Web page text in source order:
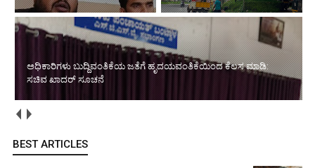
ಅಧಿಕಾರಿಗಳು ಬುದ್ದಿವಂತಿಕೆಯ ಜತೆಗೆ ಹೃದಯವಂತಿಕೆಯಿಂದ ಕೆಲಸ
ಮಾಡಿ: ಸಚಿವ ಖಾದರ್ ಸೂಚನೆ
ಕರಾವಳಿಯಲ್ಲಿ ತಗ್ಗಿದ ಮಳೆಯ ಆರ್ಭಟ, ಆಗಸ್ಟ್ 9 ರಿಂದ ಮುಂಗಾರು ಮತ್ತಷ್ಟು
ದುರ್ಬಲ ಸಾಧ್ಯತೆ!: ಗ್ರಾಮೀಣ ಭಾಗಗಳಲ್ಲಿ ಗುಡುಗು ಸಹಿತ ಉತ್ತಮ ಮಳೆ
BEST ARTICLES